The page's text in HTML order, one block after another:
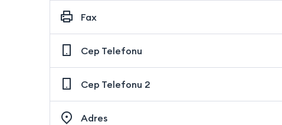
Fax
Cep Telefonu
Cep Telefonu 2
Adres